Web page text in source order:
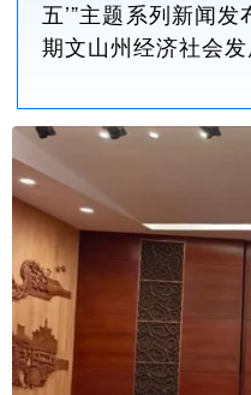
五’”主题系列新闻
期文山州经济社会